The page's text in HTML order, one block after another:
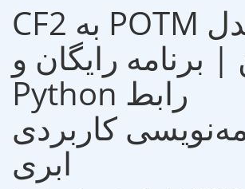
CF2 به POTM مبدل
| برنامه رایگان و
Python رابط
کاربردی
ابری